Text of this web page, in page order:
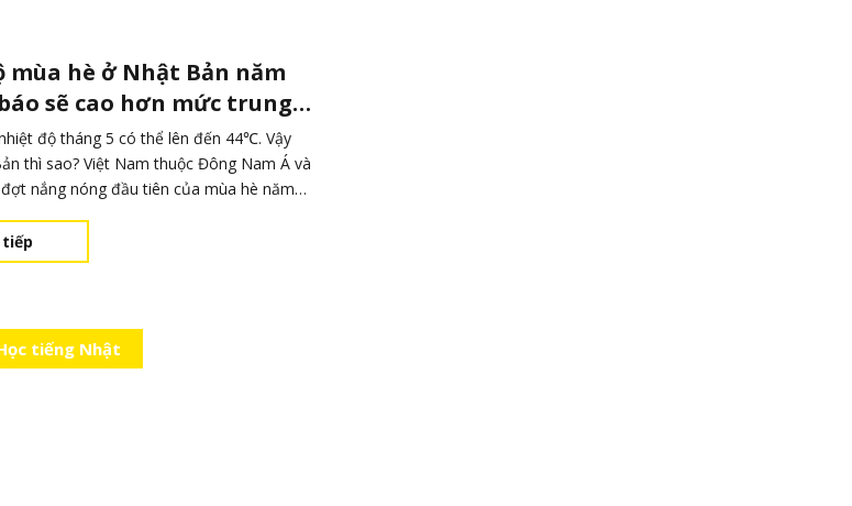
mùa hè ở Nhật Bản năm
sẽ cao hơn mức trung
độ tháng 5 có thể lên đến 44℃. Vậy
thì sao? Việt Nam thuộc Đông Nam Á và
nắng nóng đầu tiên của mùa hè năm
tiếp tục vượt quá 40℃ kể từ đầu tháng này.
ra rằng hiện tượ
tiếng Nhật